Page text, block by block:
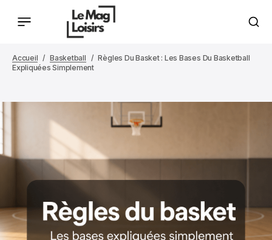
Accueil Basketball
Règles Du Basket : Les Bases Du Basketball
Expliquées Simplement